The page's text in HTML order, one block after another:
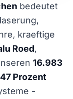
bedeutet
kraeftige
Roed,
16.983
47 Prozent
-